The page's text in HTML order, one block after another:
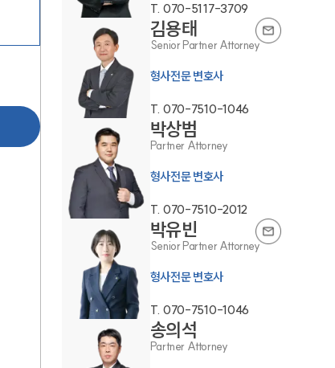
그룹소개
그룹소개
대륜의 강점
오시는 길
글로벌 파트너 로펌
고객의 소리
통합검색
T. 070-5117-3709
김용태
Senior Partner Attorney
형사전문 변호사
T. 070-7510-1046
박상범
Partner Attorney
형사전문 변호사
T. 070-7510-2012
박유빈
Senior Partner Attorney
형사전문 변호사
T. 070-7510-1046
송의석
Partner Attorney